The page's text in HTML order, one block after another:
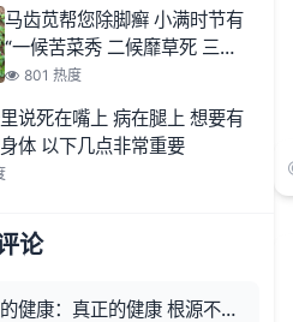
马齿苋帮您除脚癣 小满时节有
“一候苦菜秀 二候靡草死 三候
麦秋至
801 热度
说死在嘴上 病在腿上 想要有
体 以下几点非常重要
论
健康：真正的健康 根源不在